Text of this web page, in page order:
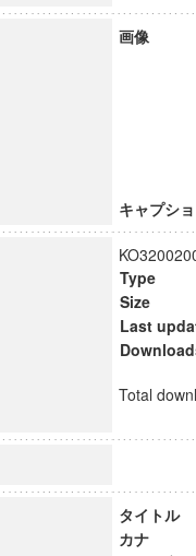
画像
キャプシ
Type
Size
Last
Total
タイトル
カナ